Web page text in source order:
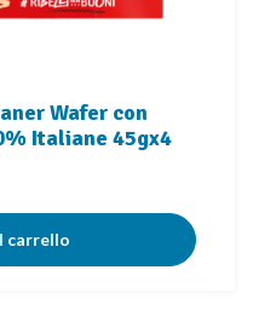
Wafer con
Italiane 45gx4
carrello